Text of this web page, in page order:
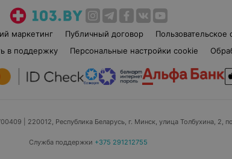
маркетинг Публичный договор Пользовательское
в поддержку Персональные настройки cookie
| 220012, Республика Беларусь, г. Минск, улица Толбухина, 2,
Служба поддержки +375 291212755